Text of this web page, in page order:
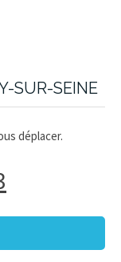
SUR-SEINE
déplacer.